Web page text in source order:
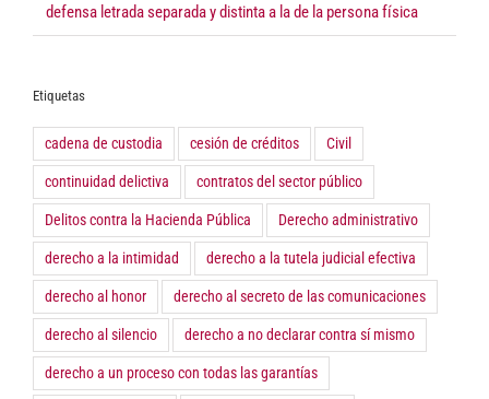
defensa letrada separada y distinta a la de la persona física
Etiquetas
cadena de custodia cesión de créditos Civil
continuidad delictiva contratos del sector público
Delitos contra la Hacienda Pública Derecho administrativo
derecho a la intimidad derecho a la tutela judicial efectiva
derecho al honor derecho al secreto de las comunicaciones
derecho al silencio derecho a no declarar contra sí mismo
derecho a un proceso con todas las garantías